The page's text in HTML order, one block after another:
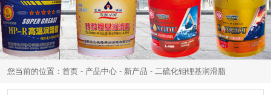
您当前的位置：首页 - 产品中心 - 新产品 - 二硫化钼锂基润滑脂